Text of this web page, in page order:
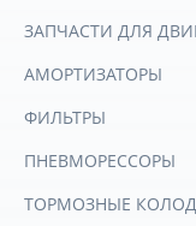
ЗАПЧАСТИ ДЛЯ
АМОРТИЗАТОРЫ
ФИЛЬТРЫ
ПНЕВМОРЕССОРЫ
ТОРМОЗНЫЕ